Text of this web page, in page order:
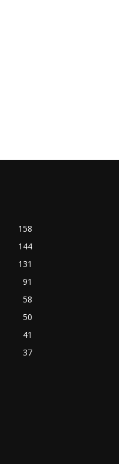
158
144
131
91
58
50
41
37